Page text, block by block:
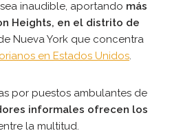
inaudible, aportando más
Heights, en el distrito de
Nueva York que concentra
en Estados Unidos.
por puestos ambulantes de
informales ofrecen los
la multitud.